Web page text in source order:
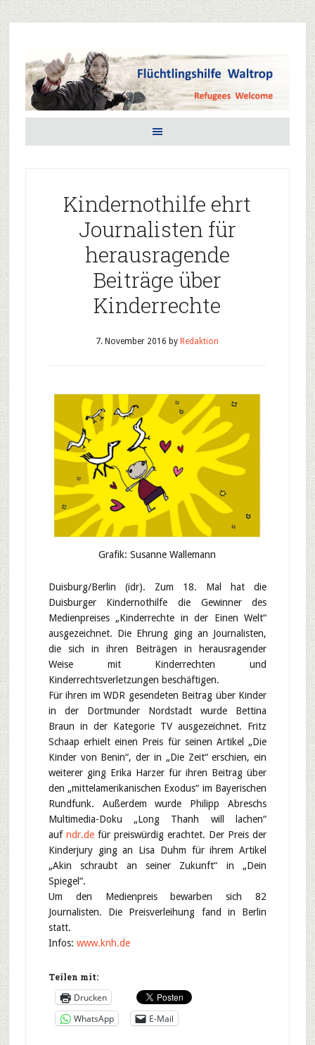
Kindernothilfe ehrt
Journalisten für
herausragende
Beiträge über
Kinderrechte
7. November 2016 by Redaktion
Grafik: Susanne Wallemann
Duisburg/Berlin (idr). Zum 18. Mal hat die
Duisburger Kindernothilfe die Gewinner des
Medienpreises „Kinderrechte in der Einen Welt“
ausgezeichnet. Die Ehrung ging an Journalisten,
die sich in ihren Beiträgen in herausragender
Weise mit Kinderrechten und
Kinderrechtsverletzungen beschäftigen.
Für ihren im WDR gesendeten Beitrag über Kinder
in der Dortmunder Nordstadt wurde Bettina
Braun in der Kategorie TV ausgezeichnet. Fritz
Schaap erhielt einen Preis für seinen Artikel „Die
Kinder von Benin“, der in „Die Zeit“ erschien, ein
weiterer ging Erika Harzer für ihren Beitrag über
den „mittelamerikanischen Exodus“ im Bayerischen
Rundfunk. Außerdem wurde Philipp Abreschs
Multimedia-Doku „Long Thanh will lachen“
auf ndr.defür preiswürdig erachtet. Der Preis der
Kinderjury ging an Lisa Duhm für ihrem Artikel
„Akin schraubt an seiner Zukunft“ in „Dein
Spiegel“.
Um den Medienpreis bewarben sich 82
Journalisten. Die Preisverleihung fand in Berlin
statt.
Infos: www.knh.de
Teilen mit:
Drucken
WhatsApp
E-Mail